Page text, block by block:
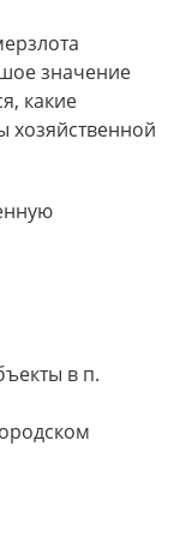
значение
какие
хозяйственной
в п.